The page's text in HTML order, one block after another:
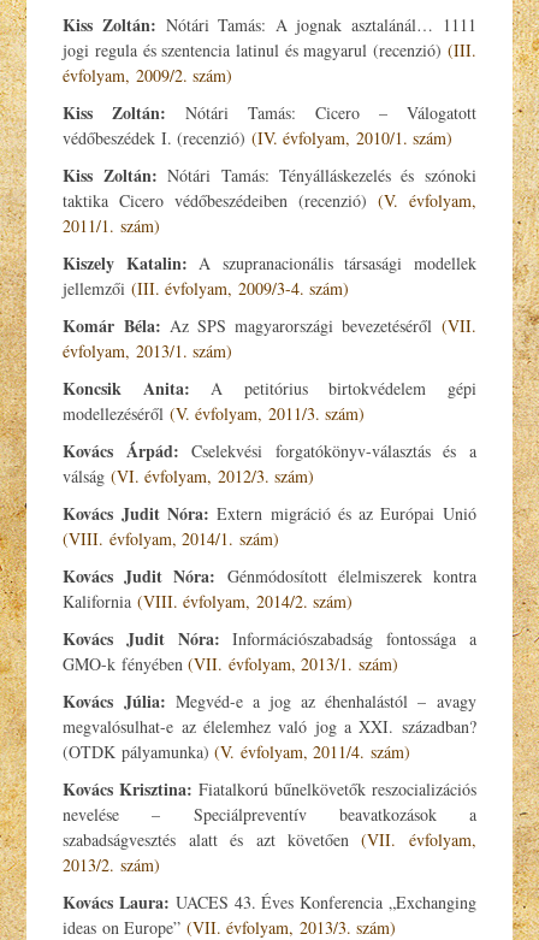
Kiss Zoltán: Nótári Tamás: A jognak asztalánál… 1111
jogi regula és szentencia latinul és magyarul (recenzió) (III.
évfolyam, 2009/2. szám)
Kiss Zoltán: Nótári Tamás: Cicero – Válogatott
védőbeszédek I. (recenzió) (IV. évfolyam, 2010/1. szám)
Kiss Zoltán: Nótári Tamás: Tényálláskezelés és szónoki
taktika Cicero védőbeszédeiben (recenzió) (V. évfolyam,
2011/1. szám)
Kiszely Katalin: A szupranacionális társasági modellek
jellemzői (III. évfolyam, 2009/3-4. szám)
Komár Béla: Az SPS magyarországi bevezetéséről (VII.
évfolyam, 2013/1. szám)
Koncsik Anita: A petitórius birtokvédelem gépi
modellezéséről (V. évfolyam, 2011/3. szám)
Kovács Árpád: Cselekvési forgatókönyv-választás és a
válság (VI. évfolyam, 2012/3. szám)
Kovács Judit Nóra: Extern migráció és az Európai Unió
(VIII. évfolyam, 2014/1. szám)
Kovács Judit Nóra: Génmódosított élelmiszerek kontra
Kalifornia (VIII. évfolyam, 2014/2. szám)
Kovács Judit Nóra: Információszabadság fontossága a
GMO-k fényében(VII. évfolyam, 2013/1. szám)
Kovács Júlia: Megvéd-e a jog az éhenhalástól – avagy
megvalósulhat-e az élelemhez való jog a XXI. században?
(OTDK pályamunka)(V. évfolyam, 2011/4. szám)
Kovács Krisztina: Fiatalkorú bűnelkövetők reszocializációs
nevelése – Speciálpreventív beavatkozások a
szabadságvesztés alatt és azt követően(VII. évfolyam,
2013/2. szám)
Kovács Laura: UACES 43. Éves Konferencia „Exchanging
ideas on Europe” (VII. évfolyam, 2013/3. szám)